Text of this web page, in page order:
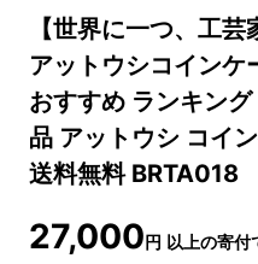
【世界に一つ、工
アットウシコインケ
おすすめ ランキン
品 アットウシ コイ
送料無料 BRTA018
27,000円 以上の寄付